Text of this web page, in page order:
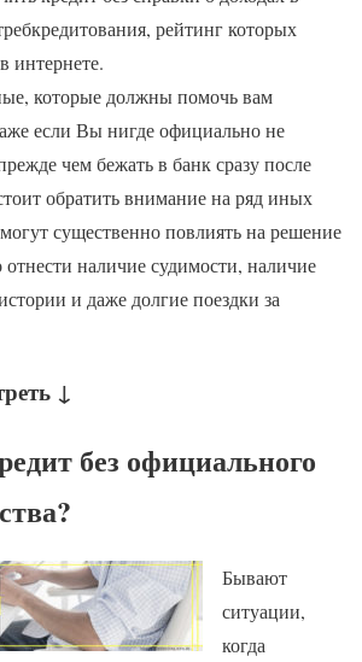
рейтинг которых
интернете.
которые должны помочь вам
если Вы нигде официально не
чем бежать в банк сразу после
обратить внимание на ряд иных
существенно повлиять на решение
наличие судимости, наличие
и даже долгие поездки за
↓
без официального
Бывают
ситуации,
когда